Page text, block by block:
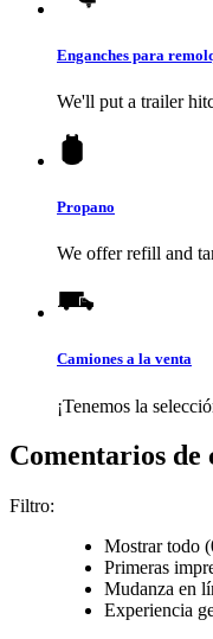
Enganches para
We'll put a trailer
Propano
We offer refill and
Camiones a la venta
¡Tenemos la
Comentarios de
Filtro:
Mostrar todo
Primeras
Mudanza en
Experiencia